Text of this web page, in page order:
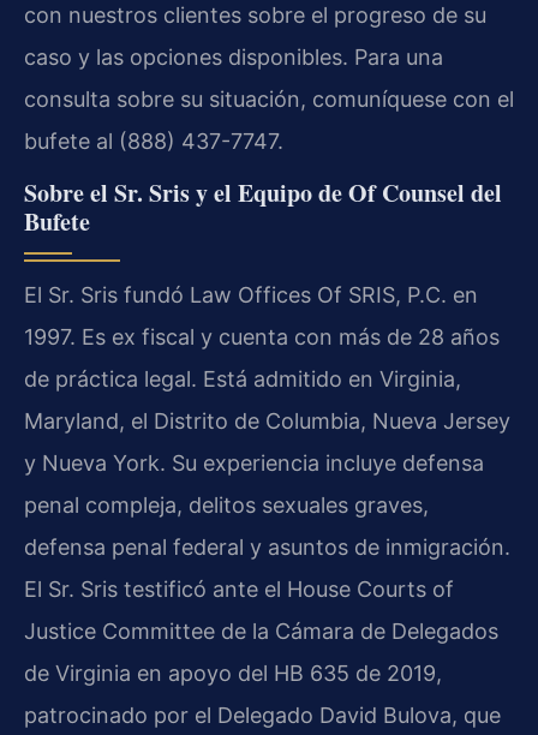
con nuestros clientes sobre el progreso de su
caso y las opciones disponibles. Para una
consulta sobre su situación, comuníquese con el
bufete al (888) 437-7747.
Sobre el Sr. Sris y el Equipo de Of Counsel del
Bufete
El Sr. Sris fundó Law Offices Of SRIS, P.C. en
1997. Es ex fiscal y cuenta con más de 28 años
de práctica legal. Está admitido en Virginia,
Maryland, el Distrito de Columbia, Nueva Jersey
y Nueva York. Su experiencia incluye defensa
penal compleja, delitos sexuales graves,
defensa penal federal y asuntos de inmigración.
El Sr. Sris testificó ante el House Courts of
Justice Committee de la Cámara de Delegados
de Virginia en apoyo del HB 635 de 2019,
patrocinado por el Delegado David Bulova, que